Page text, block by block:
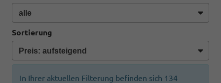
Sortierung
In Ihrer aktuellen Filterung befinden sich 134